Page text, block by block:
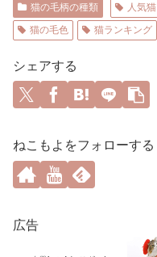
猫の毛柄の種類 人気猫
猫の毛色
猫ランキング
シェアする
ねこもよをフォローする
広告